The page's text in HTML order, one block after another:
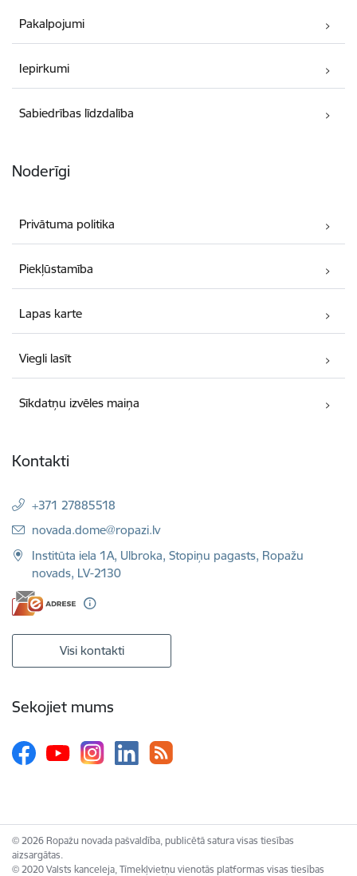
Pakalpojumi
Iepirkumi
Sabiedrības līdzdalība
Noderīgi
Privātuma politika
Piekļūstamība
Lapas karte
Viegli lasīt
Sīkdatņu izvēles maiņa
Kontakti
+371 27885518
E-pasts:
novada.dome@ropazi.lv
Institūta iela 1A, Ulbroka, Stopiņu pagasts, Ropažu
novads, LV-2130
Visi kontakti
Sekojiet mums
© 2026 Ropažu novada pašvaldība, publicētā satura visas tiesības
aizsargātas.
© 2020 Valsts kanceleja, Tīmekļvietņu vienotās platformas visas tiesības